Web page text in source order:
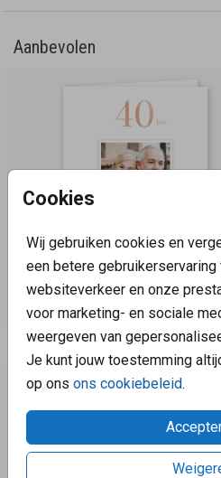
Cookies
Wij gebruiken cookies en
een betere gebruikerservaring
websiteverkeer en onze
voor marketing- en sociale
weergeven van
Je kunt jouw toestemming
op ons ons cookiebeleid.
Aanbevolen
Aanbevolen